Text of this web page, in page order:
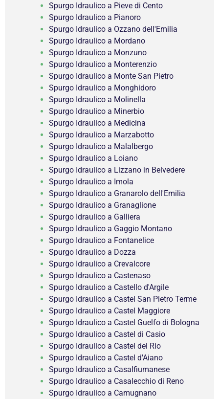
Spurgo Idraulico a Pieve di Cento
Spurgo Idraulico a Pianoro
Spurgo Idraulico a Ozzano dell'Emilia
Spurgo Idraulico a Mordano
Spurgo Idraulico a Monzuno
Spurgo Idraulico a Monterenzio
Spurgo Idraulico a Monte San Pietro
Spurgo Idraulico a Monghidoro
Spurgo Idraulico a Molinella
Spurgo Idraulico a Minerbio
Spurgo Idraulico a Medicina
Spurgo Idraulico a Marzabotto
Spurgo Idraulico a Malalbergo
Spurgo Idraulico a Loiano
Spurgo Idraulico a Lizzano in Belvedere
Spurgo Idraulico a Imola
Spurgo Idraulico a Granarolo dell'Emilia
Spurgo Idraulico a Granaglione
Spurgo Idraulico a Galliera
Spurgo Idraulico a Gaggio Montano
Spurgo Idraulico a Fontanelice
Spurgo Idraulico a Dozza
Spurgo Idraulico a Crevalcore
Spurgo Idraulico a Castenaso
Spurgo Idraulico a Castello d'Argile
Spurgo Idraulico a Castel San Pietro Terme
Spurgo Idraulico a Castel Maggiore
Spurgo Idraulico a Castel Guelfo di Bologna
Spurgo Idraulico a Castel di Casio
Spurgo Idraulico a Castel del Rio
Spurgo Idraulico a Castel d'Aiano
Spurgo Idraulico a Casalfiumanese
Spurgo Idraulico a Casalecchio di Reno
Spurgo Idraulico a Camugnano